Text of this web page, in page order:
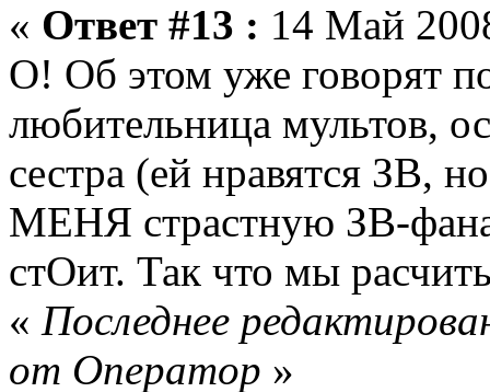
« Ответ #13 : 14 Май
О! Об этом уже говорят
любительница мультов,
сестра (ей нравятся ЗВ,
МЕНЯ страстную ЗВ-
стОит. Так что мы
« Последнее
от Оператор »